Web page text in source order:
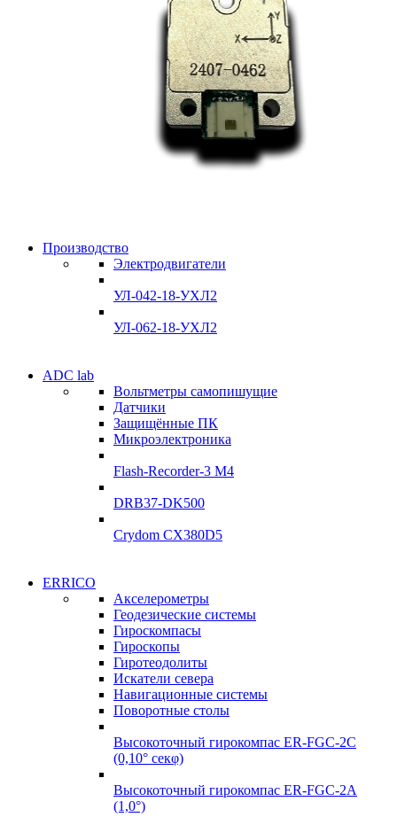
Производство
Электродвигатели
УЛ-042-18-УХЛ2
УЛ-062-18-УХЛ2
УЛ-04 УЛ-06
Подробнее
УЛ-04 УЛ-06
Подробнее
ADC lab
Вольтметры самопишущие
Датчики
Защищённые ПК
Микроэлектроника
Flash-Recorder-3 М4
DRB37-DK500
Crydom CX380D5
ADClab
Подробнее
ADClab
Подробнее
ERRICO
Акселерометры
Геодезические системы
Гироскомпасы
Гироскопы
Гиротеодолиты
Искатели севера
Навигационные системы
Поворотные столы
Высокоточный гирокомпас ER-FGC-2C
(0,10° секφ)
Высокоточный гирокомпас ER-FGC-2A
(1,0°)